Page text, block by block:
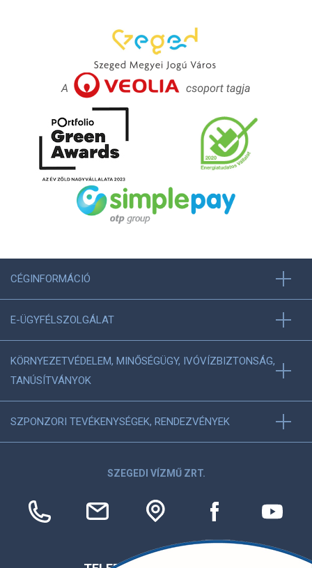
CÉGINFORMÁCIÓ
E-ÜGYFÉLSZOLGÁLAT
KÖRNYEZETVÉDELEM, MINŐSÉGÜGY, IVÓVÍZBIZTONSÁG,
TANÚSÍTVÁNYOK
SZPONZORI TEVÉKENYSÉGEK, RENDEZVÉNYEK
SZEGEDI VÍZMŰ ZRT.